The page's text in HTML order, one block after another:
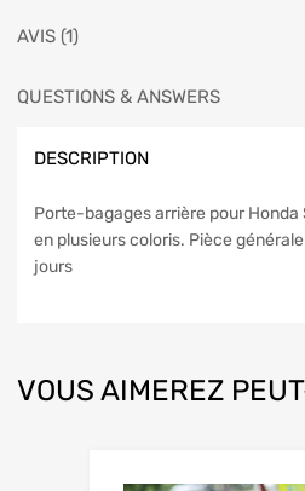
AVIS (1)
QUESTIONS & ANSWERS
DESCRIPTION
Porte-bagages arrière pour Honda
en plusieurs coloris. Pièce
jours
VOUS AIMEREZ